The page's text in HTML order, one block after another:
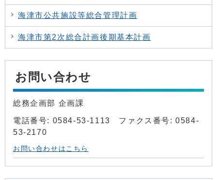
海津市公共施設等総合管理計画
海津市第2次総合計画後期基本計画
お問い合わせ
総務企画部 企画課
電話番号: 0584-53-1113 ファクス番号: 0584-
53-2170
お問い合わせはこちら